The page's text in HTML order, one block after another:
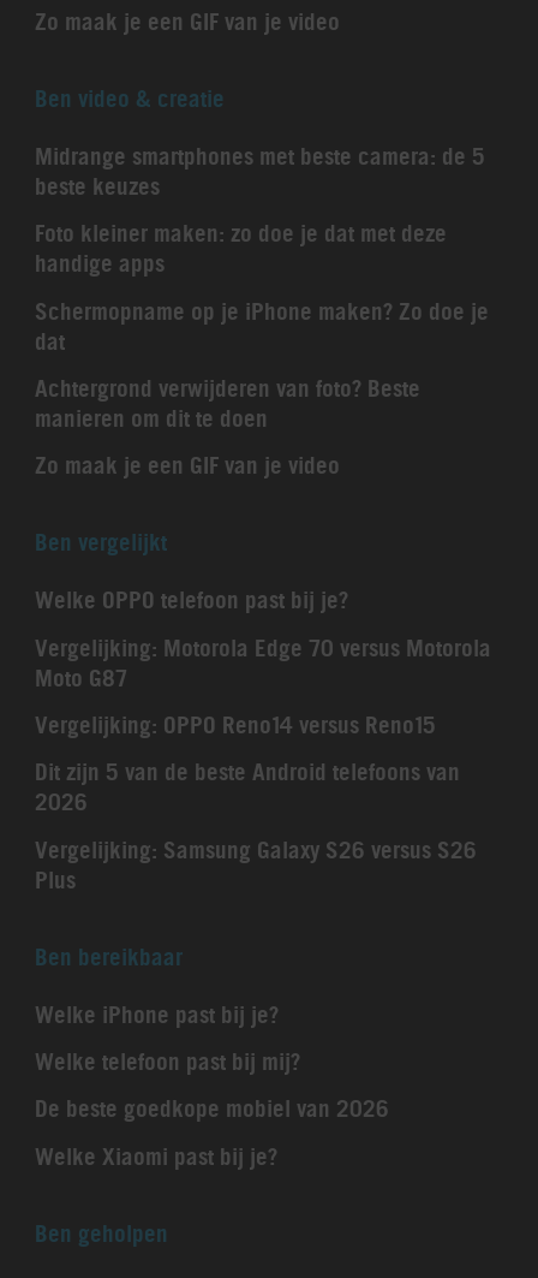
Zo maak je een GIF van je video
Ben video & creatie
Midrange smartphones met beste camera: de 5
beste keuzes
Foto kleiner maken: zo doe je dat met deze
handige apps
Schermopname op je iPhone maken? Zo doe je
dat
Achtergrond verwijderen van foto? Beste
manieren om dit te doen
Zo maak je een GIF van je video
Ben vergelijkt
Welke OPPO telefoon past bij je?
Vergelijking: Motorola Edge 70 versus Motorola
Moto G87
Vergelijking: OPPO Reno14 versus Reno15
Dit zijn 5 van de beste Android telefoons van
2026
Vergelijking: Samsung Galaxy S26 versus S26
Plus
Ben bereikbaar
Welke iPhone past bij je?
Welke telefoon past bij mij?
De beste goedkope mobiel van 2026
Welke Xiaomi past bij je?
Ben geholpen